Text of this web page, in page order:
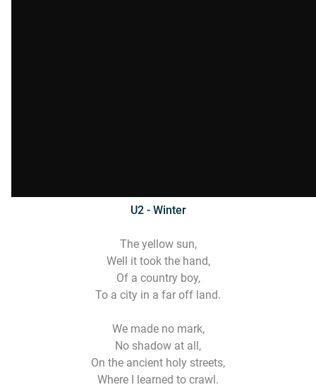
U2 - Winter
The yellow sun,
Well it took the hand,
Of a country boy,
To a city in a far off land.
We made no mark,
No shadow at all,
On the ancient holy streets,
Where I learned to crawl.